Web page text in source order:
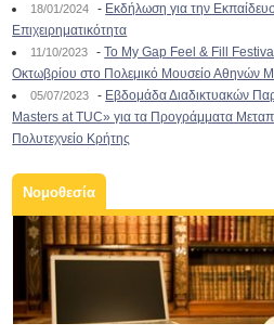
18/01/2024 - Εκδήλωση για την
Επιχειρηματικότητα
11/10/2023 -To My Gap Feel & Fill
Οκτωβρίου στο Πολεμικό Μουσείο Αθηνών
05/07/2023 - Εβδομάδα Διαδικτυακών
Masters at TUC» για τα Προγράμματα
Πολυτεχνείο Κρήτης
Νομοθεσία